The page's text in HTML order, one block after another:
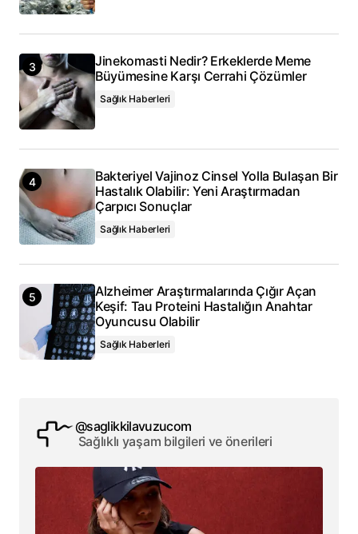
Jinekomasti Nedir? Erkeklerde Meme
Büyümesine Karşı Cerrahi Çözümler
Sağlık Haberleri
Bakteriyel Vajinoz Cinsel Yolla Bulaşan Bir
Hastalık Olabilir: Yeni Araştırmadan
Çarpıcı Sonuçlar
Sağlık Haberleri
Alzheimer Araştırmalarında Çığır Açan
Keşif: Tau Proteini Hastalığın Anahtar
Oyuncusu Olabilir
Sağlık Haberleri
@saglikkilavuzucom
Sağlıklı yaşam bilgileri ve önerileri